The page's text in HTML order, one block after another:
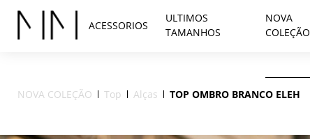
ACESSORIOS
ULTIMOS
TAMANHOS
NOVA
COLEÇÃO
NOVA COLEÇÃO Top Alças TOP OMBRO BRANCO ELEH